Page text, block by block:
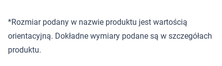
*Rozmiar podany w nazwie produktu jest wartością
orientacyjną. Dokładne wymiary podane są w szczegółach
produktu.